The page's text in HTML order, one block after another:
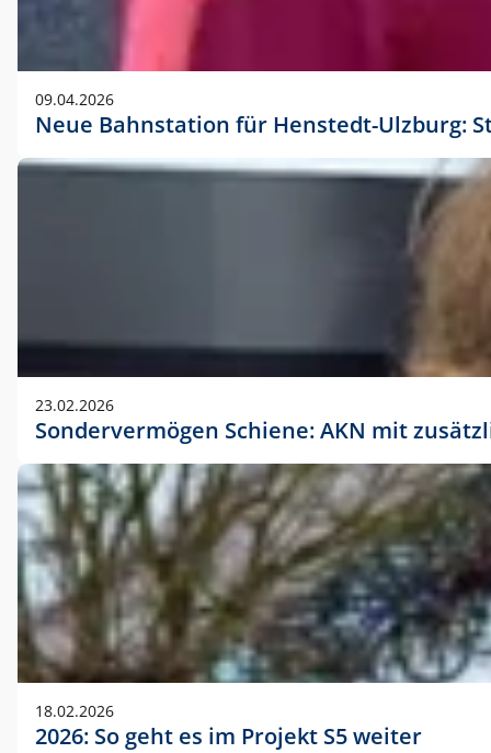
09.04.2026
Neue Bahnstation für Henstedt-Ulzburg:
23.02.2026
Sondervermögen Schiene: AKN mit
18.02.2026
2026: So geht es im Projekt S5 weiter